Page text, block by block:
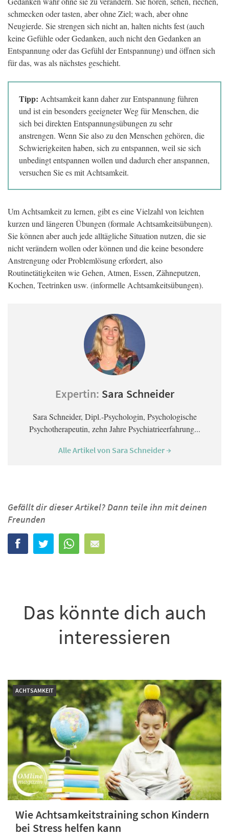
schmecken oder tasten, aber ohne Ziel; wach, aber ohne
Neugierde. Sie strengen sich nicht an, halten nichts fest (auch
keine Gefühle oder Gedanken, auch nicht den Gedanken an
Entspannung oder das Gefühl der Entspannung) und öffnen sich
für das, was als nächstes geschieht.
Tipp: Achtsamkeit kann daher zur Entspannung führen
und ist ein besonders geeigneter Weg für Menschen, die
sich bei direkten Entspannungsübungen zu sehr
anstrengen. Wenn Sie also zu den Menschen gehören, die
Schwierigkeiten haben, sich zu entspannen, weil sie sich
unbedingt entspannen wollen und dadurch eher anspannen,
versuchen Sie es mit Achtsamkeit.
Um Achtsamkeit zu lernen, gibt es eine Vielzahl von leichten
kurzen und längeren Übungen (formale Achtsamkeitsübungen).
Sie können aber auch jede alltägliche Situation nutzen, die sie
nicht verändern wollen oder können und die keine besondere
Anstrengung oder Problemlösung erfordert, also
Routinetätigkeiten wie Gehen, Atmen, Essen, Zähneputzen,
Kochen, Teetrinken usw. (informelle Achtsamkeitsübungen).
Expertin: Sara Schneider
Sara Schneider, Dipl.-Psychologin, Psychologische
Psychotherapeutin, zehn Jahre Psychiatrieerfahrung...
Alle Artikel von Sara Schneider →
Gefällt dir dieser Artikel? Dann teile ihn mit deinen
Freunden
Das könnte dich auch
interessieren
ACHTSAMKEIT
Wie Achtsamkeitstraining schon Kindern
bei Stress helfen kann